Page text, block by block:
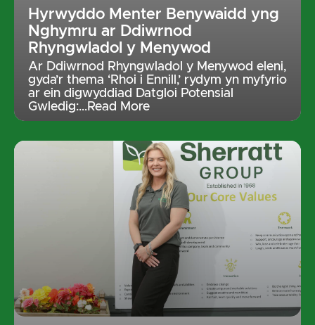
Hyrwyddo Menter Benywaidd yng
Nghymru ar Ddiwrnod
Rhyngwladol y Menywod
Ar Ddiwrnod Rhyngwladol y Menywod eleni,
gyda’r thema ‘Rhoi i Ennill,’ rydym yn myfyrio
ar ein digwyddiad Datgloi Potensial
Gwledig:…Read More